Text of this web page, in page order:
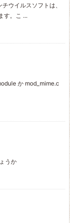
ウイルスソフトは、
す。こ ...
か mod_mime.c
うか